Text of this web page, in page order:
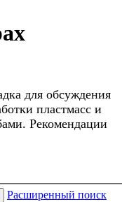
для обсуждения
пластмасс и
Рекомендации
Расширенный поиск